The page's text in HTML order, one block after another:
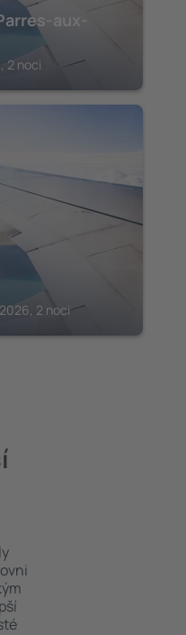
aux-
2 noci
2 noci